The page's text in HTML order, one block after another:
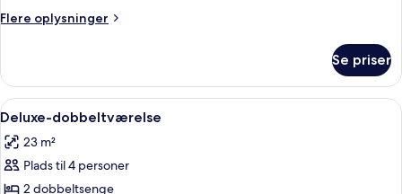
kingsize-
ikke-
ryger
Flere oplysninger
Flere
enkeltværelse
1
seng
Se priser
Indlæs
alle
billeder
af
Et hotelværelse med to senge, en
4
Deluxe-dobbeltværelse
23 m²
Plads til 4 personer
2 dobbeltsenge